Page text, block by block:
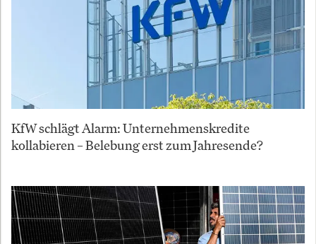
KfW schlägt Alarm: Unternehmenskredite
kollabieren – Belebung erst zum Jahresende?